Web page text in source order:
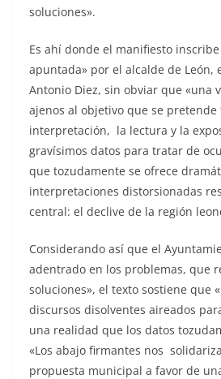
soluciones».
Es ahí donde el manifiesto
apuntada» por el alcalde de León,
Antonio Diez, sin obviar que «una
ajenos al objetivo que se pretende
interpretación, la lectura y la
gravísimos datos para tratar de
que tozudamente se ofrece
interpretaciones distorsionadas
central: el declive de la región
Considerando así que el
adentrado en los problemas, que
soluciones», el texto sostiene que
discursos disolventes aireados
una realidad que los datos
«Los abajo firmantes nos
propuesta municipal a favor de